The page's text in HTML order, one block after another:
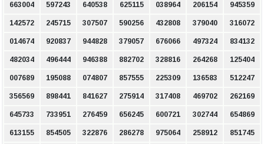
663004 597243 640538 625115 038964 206154 945359
142572 245715 307507 590256 432808 379040 316072
014674 920837 944828 379057 676066 497324 834132
482034 496444 946388 882702 328816 264268 125404
007689 195088 074807 857555 225309 136583 512247
356569 898441 841627 275914 317408 469702 262169
645733 733951 276459 656245 600721 302744 654869
613155 854505 322876 286278 975064 258912 851745